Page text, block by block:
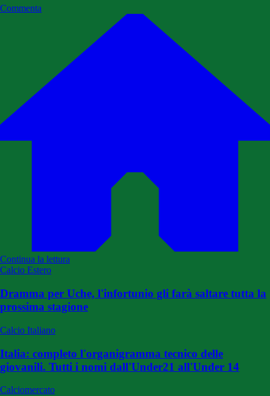
Commenta
Continua la lettura
Calcio Estero
Dramma per Uche, l'infortunio gli farà saltare tutta la
prossima stagione
Calcio Italiano
Italia: completo l'organigramma tecnico delle
giovanili. Tutti i nomi dall'Under21 all'Under 14
Calciomercato